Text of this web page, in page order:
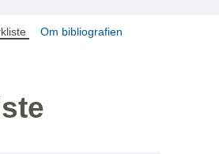
Om bibliografien